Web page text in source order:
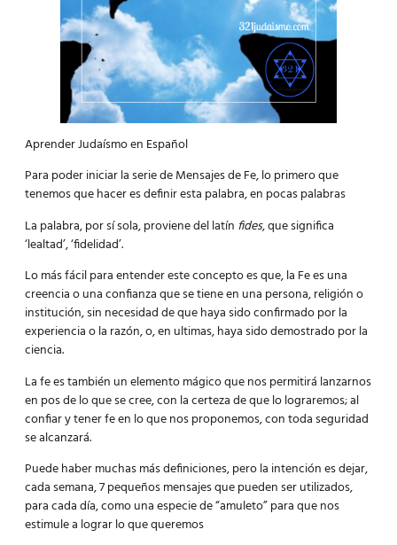
Aprender Judaísmo en Español
Para poder iniciar la serie de Mensajes de Fe, lo primero que
tenemos que hacer es definir esta palabra, en pocas palabras
La palabra, por sí sola, proviene del latín fides, que significa
‘lealtad’, ‘fidelidad’.
Lo más fácil para entender este concepto es que, la Fe es una
creencia o una confianza que se tiene en una persona, religión o
institución, sin necesidad de que haya sido confirmado por la
experiencia o la razón, o, en ultimas, haya sido demostrado por la
ciencia.
La fe es también un elemento mágico que nos permitirá lanzarnos
en pos de lo que se cree, con la certeza de que lo lograremos; al
confiar y tener fe en lo que nos proponemos, con toda seguridad
se alcanzará.
Puede haber muchas más definiciones, pero la intención es dejar,
cada semana, 7 pequeños mensajes que pueden ser utilizados,
para cada día, como una especie de “amuleto” para que nos
estimule a lograr lo que queremos